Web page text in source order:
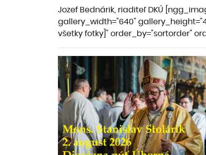
Jozef Bednárik, riaditeľ DKÚ
gallery_width="640"
všetky fotky]" order_by="sortorder"